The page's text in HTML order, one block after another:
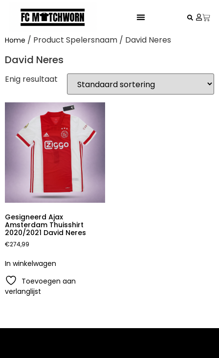
Home / Product Spelersnaam / David Neres
David Neres
Enig resultaat
Gesigneerd Ajax
Amsterdam Thuisshirt
2020/2021 David Neres
€274,99
In winkelwagen
Toevoegen aan
verlanglijst